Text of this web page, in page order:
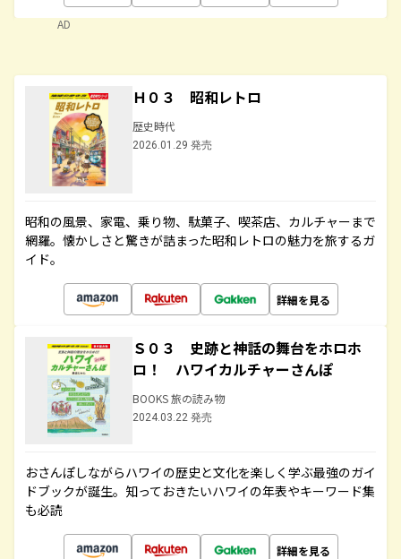
AD
Ｈ０３ 昭和レトロ
歴史時代
2026.01.29 発売
昭和の風景、家電、乗り物、駄菓子、喫茶店、カルチャーまで
網羅。懐かしさと驚きが詰まった昭和レトロの魅力を旅するガ
イド。
詳細を見る
Ｓ０３ 史跡と神話の舞台をホロホ
ロ！ ハワイカルチャーさんぽ
BOOKS 旅の読み物
2024.03.22 発売
おさんぽしながらハワイの歴史と文化を楽しく学ぶ最強のガイ
ドブックが誕生。知っておきたいハワイの年表やキーワード集
も必読
詳細を見る